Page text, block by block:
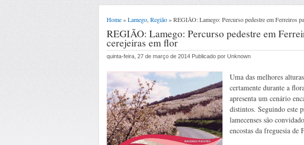
Home»Lamego Região» REGIÃO: Lamego: Percurso pedestre em Ferreiros
REGIÃO: Lamego: Percurso pedestre em
cerejeiras em flor
quinta-feira, 27 de março de 2014 Publicado por Unknown
Uma das melhores
certamente durante a
apresenta um cenário
distintos. Seguindo este
lamecenses são
encostas da freguesia de